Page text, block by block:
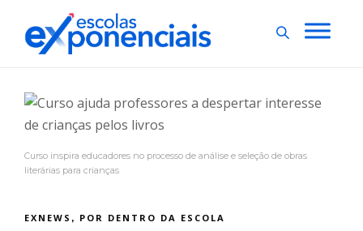
Curso inspira educadores no processo de análise e seleção de obras
literárias para crianças
EXNEWS , POR DENTRO DA ESCOLA